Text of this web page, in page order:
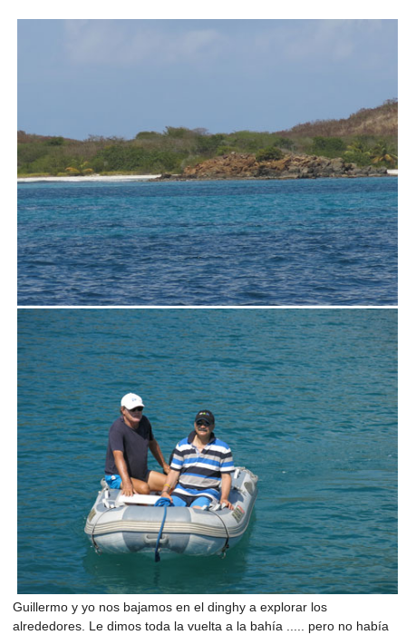
Guillermo y yo nos bajamos en el dinghy a explorar los
alrededores. Le dimos toda la vuelta a la bahía ..... pero no había